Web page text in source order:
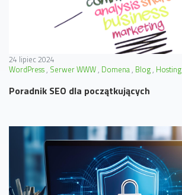
24 lipiec 2024
WordPress Serwer WWW Domena Blog Hosting
Poradnik SEO dla początkujących